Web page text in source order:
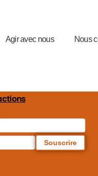
Agir avec nous Nous